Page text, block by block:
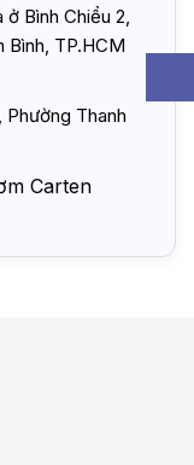
Bình Chiểu 2,
Bình, TP.HCM
Thanh
Carten